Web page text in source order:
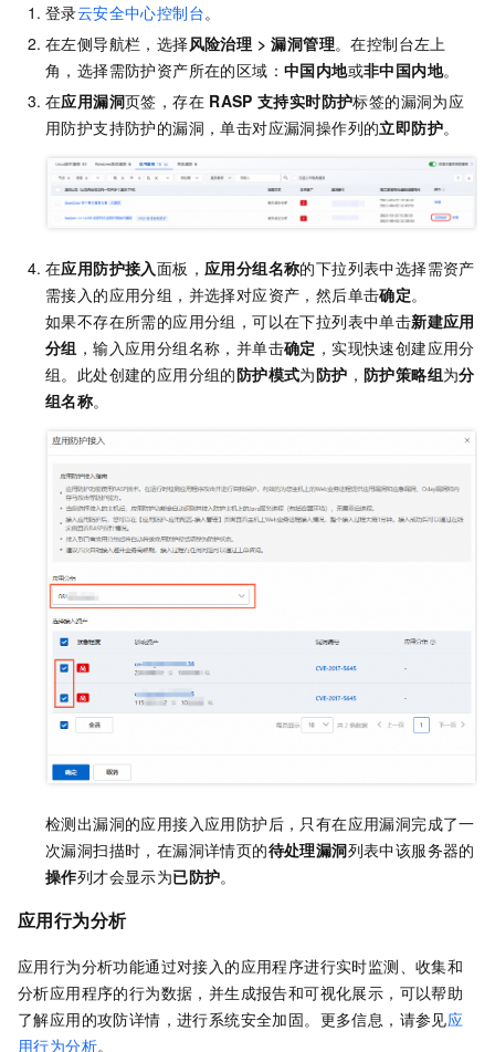
登录云安全中心控制台。
在左侧导航栏，选择风险治理 >漏洞管理。在控制台左上
角，选择需防护资产所在的区域： 中国内地或非中国内地。
在应用漏洞页签，存在 RASP 支持实时防护标签的漏洞为应
用防护支持防护的漏洞，单击对应漏洞操作列的立即防护。
在应用防护接入面板， 应用分组名称的下拉列表中选择需资产
需接入的应用分组，并选择对应资产，然后单击确定。
如果不存在所需的应用分组，可以在下拉列表中单击新建应用
分组 ，输入应用分组名称，并单击确定 ，实现快速创建应用分
组。此处创建的应用分组的防护模式为防护 ，防护策略组为分
组名称。
检测出漏洞的应用接入应用防护后，只有在应用漏洞完成了一
次漏洞扫描时，在漏洞详情页的待处理漏洞列表中该服务器的
操作列才会显示为已防护。
应用行为分析
应用行为分析功能通过对接入的应用程序进行实时监测、收集和
分析应用程序的行为数据，并生成报告和可视化展示，可以帮助
了解应用的攻防详情，进行系统安全加固。更多信息，请参见应
用行为分析。